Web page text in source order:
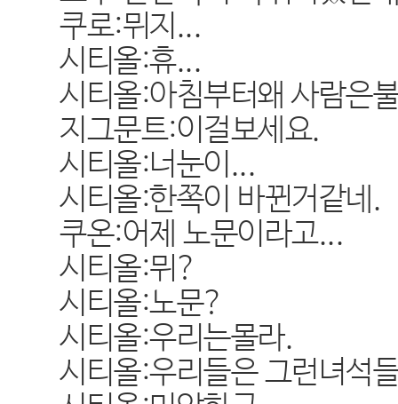
쿠로:뮈지...
시티올:휴...
시티올:아침부터왜 사람은
지그문트:이걸보세요.
시티올:너눈이...
시티올:한쪽이 바뀐거같네.
쿠온:어제 노문이라고...
시티올:뮈?
시티올:노문?
시티올:우리는몰라.
시티올:우리들은 그런녀석